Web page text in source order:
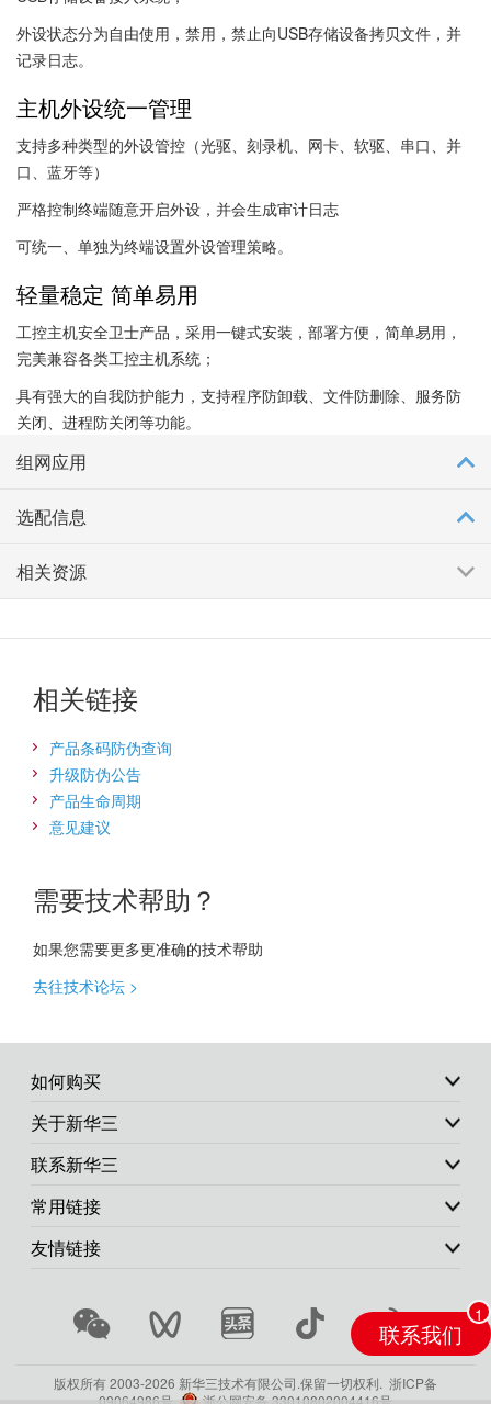
外设状态分为自由使用，禁用，禁止向USB存储设备拷贝文件，并
记录日志。
主机外设统一管理
支持多种类型的外设管控（光驱、刻录机、网卡、软驱、串口、并
口、蓝牙等）
严格控制终端随意开启外设，并会生成审计日志
可统一、单独为终端设置外设管理策略。
轻量稳定 简单易用
工控主机安全卫士产品，采用一键式安装，部署方便，简单易用，
完美兼容各类工控主机系统；
具有强大的自我防护能力，支持程序防卸载、文件防删除、服务防
关闭、进程防关闭等功能。
组网应用
选配信息
相关资源
相关链接
产品条码防伪查询
升级防伪公告
产品生命周期
意见建议
需要技术帮助？
如果您需要更多更准确的技术帮助
去往技术论坛 >
如何购买
关于新华三
联系新华三
常用链接
友情链接
版权所有 2003-2026 新华三技术有限公司.保留一切权利. 浙ICP备
联系我们